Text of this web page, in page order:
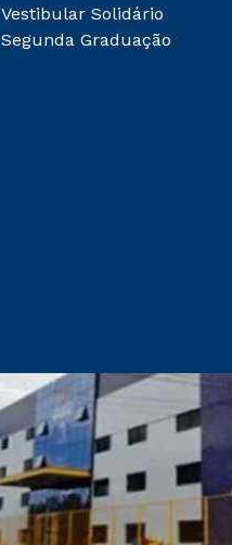
Vestibular Solidário
Segunda Graduação